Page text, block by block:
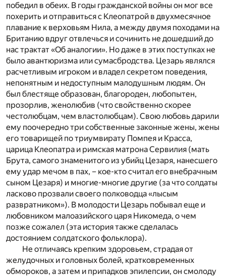
победил в обеих. В годы гражданской войны он мог все
похерить и отправиться с Клеопатрой в двухмесячное
плавание к верховьям Нила, а между двумя походами на
Британию вдруг отвлечься и сочинить не дошедший до
нас трактат «Об аналогии». Но даже в этих поступках не
было авантюризма или сумасбродства. Цезарь являлся
расчетливым игроком и владел секретом поведения,
непонятным и недоступным малодушным людям. Он
был блестяще образован, благороден, любопытен,
прозорлив, женолюбив (что свойственно скорее
честолюбцам, чем властолюбцам). Свою любовь дарили
ему поочередно три собственные законные жены, жены
его товарищей по триумвирату Помпея и Красса,
царица Клеопатра и римская матрона Сервилия (мать
Брута, самого знаменитого из убийц Цезаря, нанесшего
ему удар мечом в пах, – кое-кто считал его внебрачным
сыном Цезаря) и многие-многие другие (за что солдаты
ласково прозвали своего полководца «лысым
развратником»). В молодости Цезарь побывал еще и
любовником малоазийского царя Никомеда, о чем
позже сожалел (эта история также сделалась
достоянием солдатского фольклора).
Не отличаясь крепким здоровьем, страдая от
желудочных и головных болей, кратковременных
обмороков, а затем и припадков эпилепсии, он смолоду